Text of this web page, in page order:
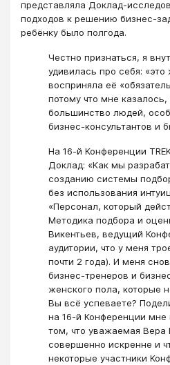
представляла Доклад-
подходов к решению бизнес-
ребёнку было полгода.
Честно признаться, я
удивилась про себя:
восприняла её
потому что мне казалось,
большинство людей,
бизнес-консультантов и
На 16-й Конференции
Доклад: «Как мы
созданию системы
без использования
«Персонал, который
Методика подбора и
Викентьев, ведущий
аудитории, что у меня
почти 2 года). И меня
бизнес-тренеров и
женского пола, которые
Вы всё успеваете?
на 16-й Конференции
том, что уважаемая Вера
совершенно искренне и
некоторые участники